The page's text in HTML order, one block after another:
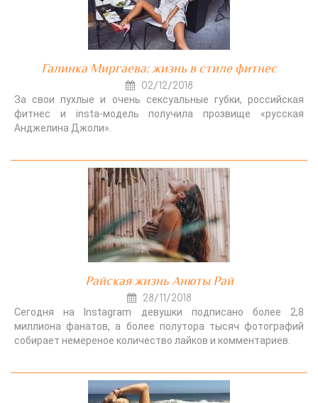
Галинка Миргаева: жизнь в стиле фитнес
02/12/2018
За свои пухлые и очень сексуальные губки, российская
фитнес и insta-модель получила прозвище «русская
Анджелина Джоли».
Райская жизнь Анюты Рай
28/11/2018
Сегодня на Instagram девушки подписано более 2,8
миллиона фанатов, а более полутора тысяч фотографий
собирает немереное количество лайков и комментариев.